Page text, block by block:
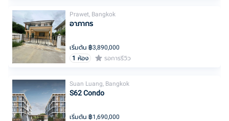
Prawet, Bangkok
อาภากร
เริ่มต้น ฿3,890,000
1 ห้อง รอการรีวิว
Suan Luang, Bangkok
S62 Condo
เริ่มต้น ฿1,690,000